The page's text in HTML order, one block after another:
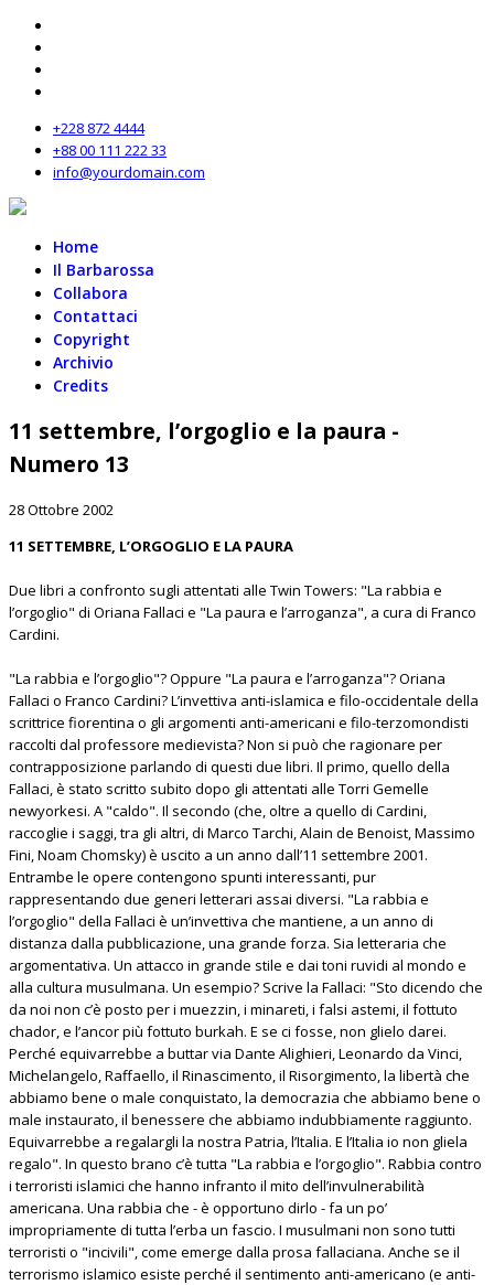
+228 872 4444
+88 00 111 222 33
info@yourdomain.com
Home
Il Barbarossa
Collabora
Contattaci
Copyright
Archivio
Credits
11 settembre, l’orgoglio e la paura -
Numero 13
28 Ottobre 2002
11 SETTEMBRE, L’ORGOGLIO E LA PAURA
Due libri a confronto sugli attentati alle Twin Towers: "La rabbia e
l’orgoglio" di Oriana Fallaci e "La paura e l’arroganza", a cura di Franco
Cardini.
"La rabbia e l’orgoglio"? Oppure "La paura e l’arroganza"? Oriana
Fallaci o Franco Cardini? L’invettiva anti-islamica e filo-occidentale della
scrittrice fiorentina o gli argomenti anti-americani e filo-terzomondisti
raccolti dal professore medievista? Non si può che ragionare per
contrapposizione parlando di questi due libri. Il primo, quello della
Fallaci, è stato scritto subito dopo gli attentati alle Torri Gemelle
newyorkesi. A "caldo". Il secondo (che, oltre a quello di Cardini,
raccoglie i saggi, tra gli altri, di Marco Tarchi, Alain de Benoist, Massimo
Fini, Noam Chomsky) è uscito a un anno dall’11 settembre 2001.
Entrambe le opere contengono spunti interessanti, pur
rappresentando due generi letterari assai diversi. "La rabbia e
l’orgoglio" della Fallaci è un’invettiva che mantiene, a un anno di
distanza dalla pubblicazione, una grande forza. Sia letteraria che
argomentativa. Un attacco in grande stile e dai toni ruvidi al mondo e
alla cultura musulmana. Un esempio? Scrive la Fallaci: "Sto dicendo che
da noi non c’è posto per i muezzin, i minareti, i falsi astemi, il fottuto
chador, e l’ancor più fottuto burkah. E se ci fosse, non glielo darei.
Perché equivarrebbe a buttar via Dante Alighieri, Leonardo da Vinci,
Michelangelo, Raffaello, il Rinascimento, il Risorgimento, la libertà che
abbiamo bene o male conquistato, la democrazia che abbiamo bene o
male instaurato, il benessere che abbiamo indubbiamente raggiunto.
Equivarrebbe a regalargli la nostra Patria, l’Italia. E l’Italia io non gliela
regalo". In questo brano c’è tutta "La rabbia e l’orgoglio". Rabbia contro
i terroristi islamici che hanno infranto il mito dell’invulnerabilità
americana. Una rabbia che - è opportuno dirlo - fa un po’
impropriamente di tutta l’erba un fascio. I musulmani non sono tutti
terroristi o "incivili", come emerge dalla prosa fallaciana. Anche se il
terrorismo islamico esiste perché il sentimento anti-americano (e anti-